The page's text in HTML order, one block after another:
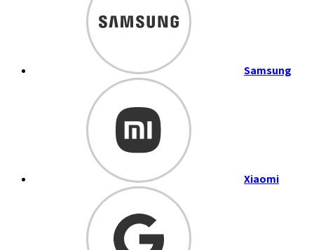
Samsung
Xiaomi